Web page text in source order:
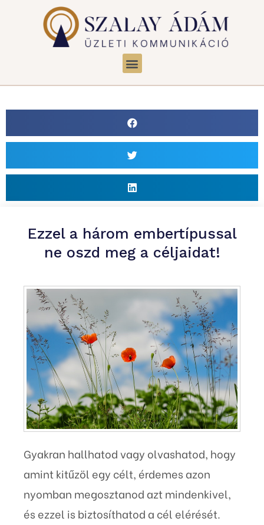
Ezzel a három embertípussal
ne oszd meg a céljaidat!
Gyakran hallhatod vagy olvashatod, hogy
amint kitűzöl egy célt, érdemes azon
nyomban megosztanod azt mindenkivel,
és ezzel is biztosíthatod a cél elérését.